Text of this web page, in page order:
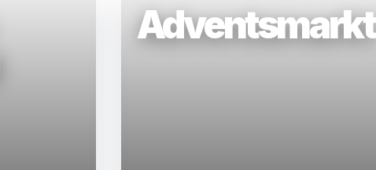
Adventsmarkt